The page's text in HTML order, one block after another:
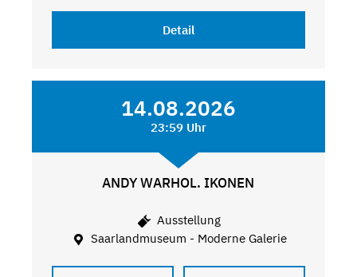
Detail
14.08.2026
23:59 Uhr
ANDY WARHOL. IKONEN
Ausstellung
Saarlandmuseum - Moderne Galerie